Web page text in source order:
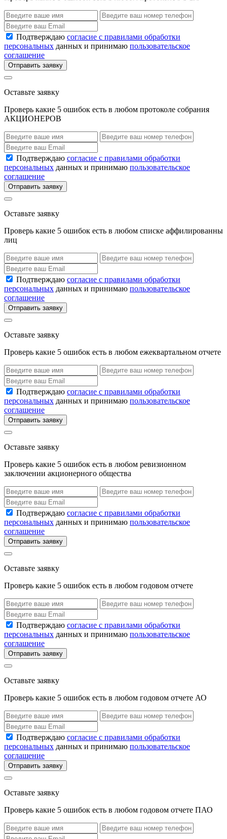
Подтверждаю согласие с правилами обработки
персональных данных и принимаю пользовательское
соглашение
Отправить заявку
Оставьте заявку
Проверь какие 5 ошибок есть в любом протоколе собрания
АКЦИОНЕРОВ
Подтверждаю согласие с правилами обработки
персональных данных и принимаю пользовательское
соглашение
Отправить заявку
Оставьте заявку
Проверь какие 5 ошибок есть в любом списке аффилированны
лиц
Подтверждаю согласие с правилами обработки
персональных данных и принимаю пользовательское
соглашение
Отправить заявку
Оставьте заявку
Проверь какие 5 ошибок есть в любом ежеквартальном отчете
Подтверждаю согласие с правилами обработки
персональных данных и принимаю пользовательское
соглашение
Отправить заявку
Оставьте заявку
Проверь какие 5 ошибок есть в любом ревизионном
заключении акционерного общества
Подтверждаю согласие с правилами обработки
персональных данных и принимаю пользовательское
соглашение
Отправить заявку
Оставьте заявку
Проверь какие 5 ошибок есть в любом годовом отчете
Подтверждаю согласие с правилами обработки
персональных данных и принимаю пользовательское
соглашение
Отправить заявку
Оставьте заявку
Проверь какие 5 ошибок есть в любом годовом отчете АО
Подтверждаю согласие с правилами обработки
персональных данных и принимаю пользовательское
соглашение
Отправить заявку
Оставьте заявку
Проверь какие 5 ошибок есть в любом годовом отчете ПАО